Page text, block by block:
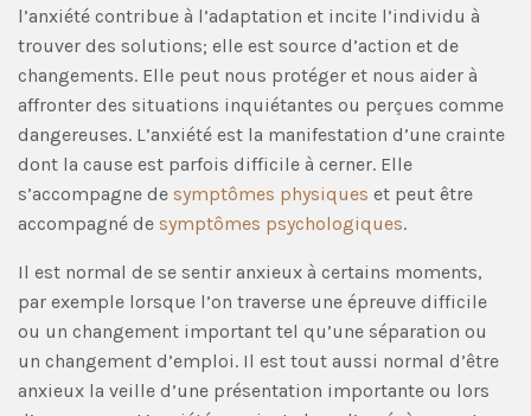
l’anxiété contribue à l’adaptation et incite l’individu à
trouver des solutions; elle est source d’action et de
changements. Elle peut nous protéger et nous aider à
affronter des situations inquiétantes ou perçues comme
dangereuses. L’anxiété est la manifestation d’une crainte
dont la cause est parfois difficile à cerner. Elle
s’accompagne de symptômes physiques et peut être
accompagné de symptômes psychologiques.
Il est normal de se sentir anxieux à certains moments,
par exemple lorsque l’on traverse une épreuve difficile
ou un changement important tel qu’une séparation ou
un changement d’emploi. Il est tout aussi normal d’être
anxieux la veille d’une présentation importante ou lors